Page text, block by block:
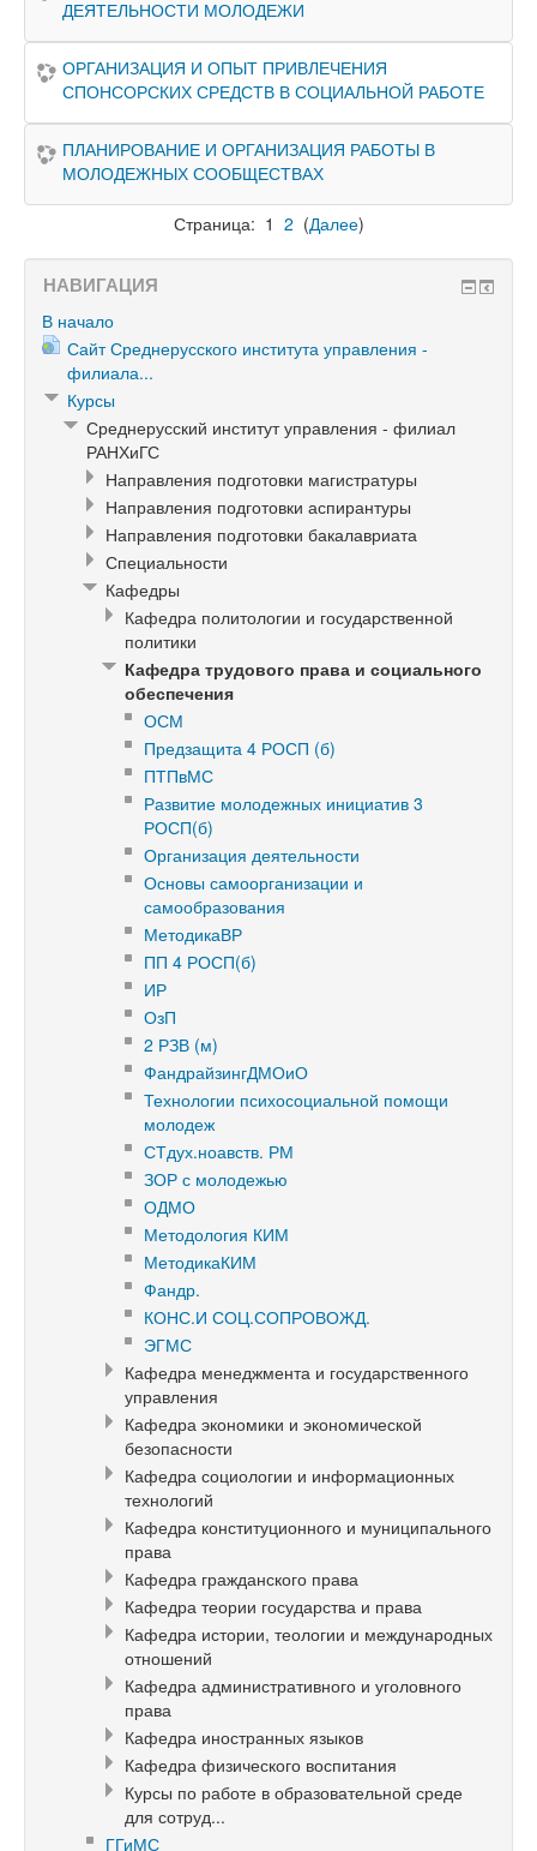
ДЕЯТЕЛЬНОСТИ МОЛОДЕЖИ
ОРГАНИЗАЦИЯ И ОПЫТ ПРИВЛЕЧЕНИЯ
СПОНСОРСКИХ СРЕДСТВ В СОЦИАЛЬНОЙ РАБОТЕ
ПЛАНИРОВАНИЕ И ОРГАНИЗАЦИЯ РАБОТЫ В
МОЛОДЕЖНЫХ СООБЩЕСТВАХ
Страница: 1 2 (Далее)
НАВИГАЦИЯ
В начало
Сайт Среднерусского института управления -
филиала...
Курсы
Среднерусский институт управления - филиал
РАНХиГС
Направления подготовки магистратуры
Направления подготовки аспирантуры
Направления подготовки бакалавриата
Специальности
Кафедры
Кафедра политологии и государственной
политики
Кафедра трудового права и социального
обеспечения
ОСМ
Предзащита 4 РОСП (б)
ПТПвМС
Развитие молодежных инициатив 3
РОСП(б)
Организация деятельности
Основы самоорганизации и
самообразования
МетодикаВР
ПП 4 РОСП(б)
ИР
ОзП
2 РЗВ (м)
ФандрайзингДМОиО
Технологии психосоциальной помощи
молодеж
СТдух.ноавств. РМ
ЗОР с молодежью
ОДМО
Методология КИМ
МетодикаКИМ
Фандр.
КОНС.И СОЦ.СОПРОВОЖД.
ЭГМС
Кафедра менеджмента и государственного
управления
Кафедра экономики и экономической
безопасности
Кафедра социологии и информационных
технологий
Кафедра конституционного и муниципального
права
Кафедра гражданского права
Кафедра теории государства и права
Кафедра истории, теологии и международных
отношений
Кафедра административного и уголовного
права
Кафедра иностранных языков
Кафедра физического воспитания
Курсы по работе в образовательной среде
для сотруд...
ГГиМС